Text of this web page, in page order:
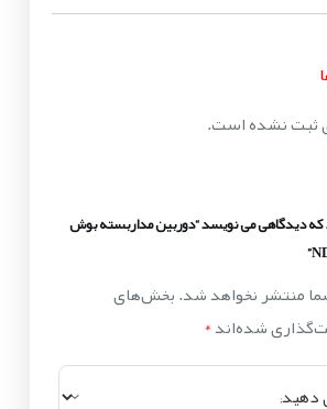
ثبت نشده است.
دیدگاهی می نویسد “دوربین مداربسته بوش
منتشر نخواهد شد.بخش‌های
شده‌اند*